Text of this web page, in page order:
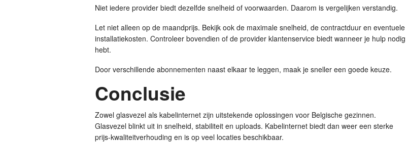
Niet iedere provider biedt dezelfde snelheid of voorwaarden. Daarom is vergelijken verstandig.
Let niet alleen op de maandprijs. Bekijk ook de maximale snelheid, de contractduur en eventuele
installatiekosten. Controleer bovendien of de provider klantenservice biedt wanneer je hulp nodig
hebt.
Door verschillende abonnementen naast elkaar te leggen, maak je sneller een goede keuze.
Conclusie
Zowel glasvezel als kabelinternet zijn uitstekende oplossingen voor Belgische gezinnen.
Glasvezel blinkt uit in snelheid, stabiliteit en uploads. Kabelinternet biedt dan weer een sterke
prijs-kwaliteitverhouding en is op veel locaties beschikbaar.